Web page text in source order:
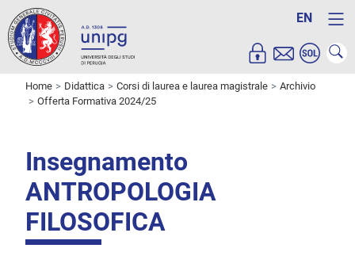
EN
Home Didattica Corsi di laurea e laurea magistrale
Archivio
Offerta Formativa 2024/25
Insegnamento
ANTROPOLOGIA
FILOSOFICA